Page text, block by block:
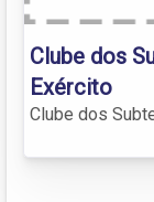
Clube dos
Exército
Clube dos